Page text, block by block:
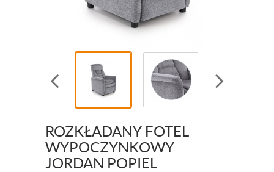
ROZKŁADANY FOTEL
WYPOCZYNKOWY
JORDAN POPIEL